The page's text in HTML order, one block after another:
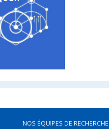
NOS ÉQUIPES DE RECHERCHE